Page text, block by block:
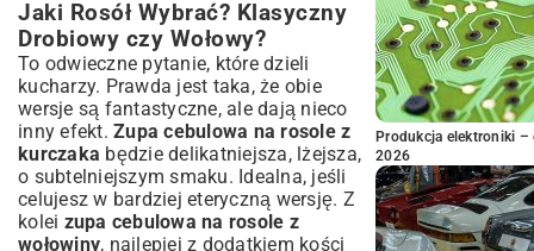
Jaki Rosół Wybrać? Klasyczny
Drobiowy czy Wołowy?
To odwieczne pytanie, które dzieli
kucharzy. Prawda jest taka, że obie
wersje są fantastyczne, ale dają nieco
inny efekt. Zupa cebulowa na rosole z
kurczaka będzie delikatniejsza, lżejsza,
o subtelniejszym smaku. Idealna, jeśli
celujesz w bardziej eteryczną wersję. Z
kolei zupa cebulowa na rosole z
wołowiny, najlepiej z dodatkiem kości
Produkcja elektroniki –
2026